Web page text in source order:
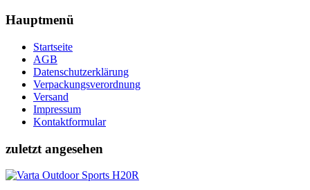
Hauptmenü
Startseite
AGB
Datenschutzerklärung
Verpackungsverordnung
Versand
Impressum
Kontaktformular
zuletzt angesehen